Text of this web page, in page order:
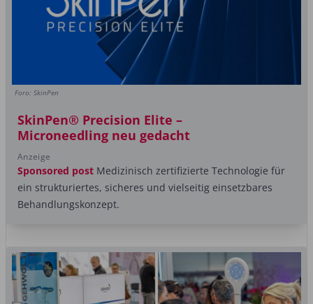
Foro: SkinPen
SkinPen® Precision Elite –
Microneedling neu gedacht
Anzeige
Sponsored post Medizinisch zertifizierte Technologie für
ein strukturiertes, sicheres und vielseitig einsetzbares
Behandlungskonzept.